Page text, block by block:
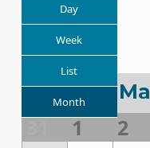
Day
Week
List
Month
2015 ❰
Di Lu Ma
1 2